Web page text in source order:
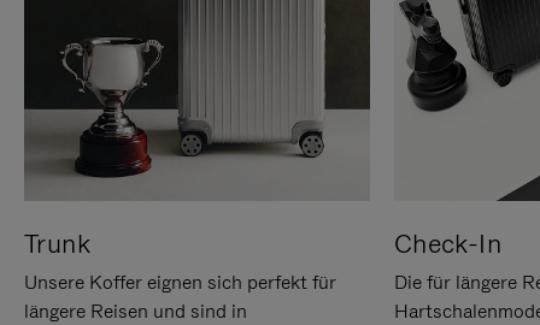
Trunk
Unsere Koffer eignen sich perfekt für
längere Reisen und sind in
Check-In
Die für längere